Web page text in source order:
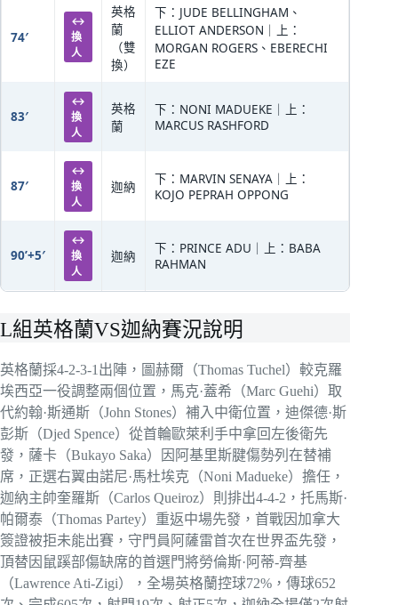
74′
↔
換
人
英格
蘭
（雙
換）
下：JUDE BELLINGHAM、
ELLIOT ANDERSON｜上：
MORGAN ROGERS、EBERECHI
EZE
83′
↔
換
人
英格
蘭
下：NONI MADUEKE｜上：
MARCUS RASHFORD
87′
↔
換
人
迦納
下：MARVIN SENAYA｜上：
KOJO PEPRAH OPPONG
90’+5′
↔
換
人
迦納
下：PRINCE ADU｜上：BABA
RAHMAN
L組英格蘭VS迦納賽況說明
英格蘭採4-2-3-1出陣，圖赫爾（Thomas Tuchel）較克羅
埃西亞一役調整兩個位置，馬克·蓋希（Marc Guehi）取
代約翰·斯通斯（John Stones）補入中衛位置，迪傑德·斯
彭斯（Djed Spence）從首輪歐萊利手中拿回左後衛先
發，薩卡（Bukayo Saka）因阿基里斯腱傷勢列在替補
席，正選右翼由諾尼·馬杜埃克（Noni Madueke）擔任，
迦納主帥奎羅斯（Carlos Queiroz）則排出4-4-2，托馬斯·
帕爾泰（Thomas Partey）重返中場先發，首戰因加拿大
簽證被拒未能出賽，守門員阿薩雷首次在世界盃先發，
頂替因鼠蹊部傷缺席的首選門將勞倫斯·阿蒂-齊基
（Lawrence Ati-Zigi），全場英格蘭控球72%，傳球652